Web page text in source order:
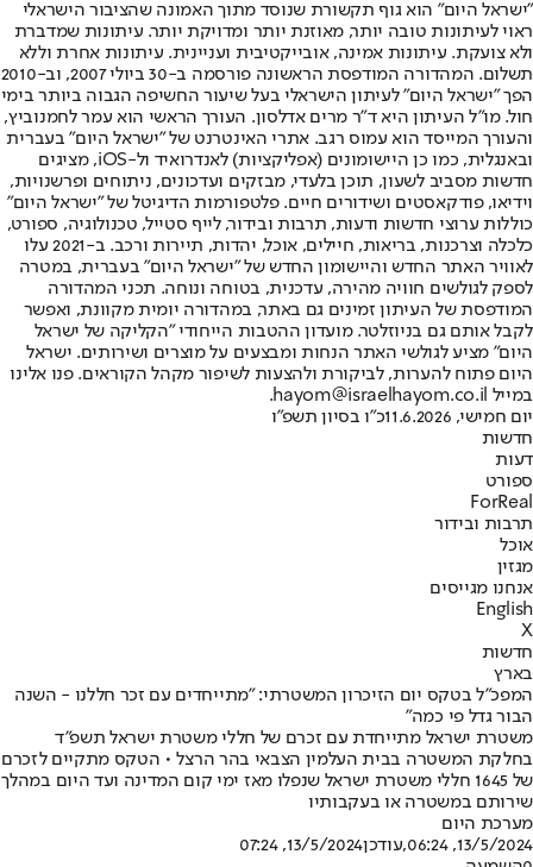
"ישראל היום" הוא גוף תקשורת שנוסד מתוך האמונה שהציבור הישראלי
ראוי לעיתונות טובה יותר, מאוזנת יותר ומדויקת יותר. עיתונות שמדברת
ולא צועקת. עיתונות אמינה, אובייקטיבית ועניינית. עיתונות אחרת וללא
תשלום. המהדורה המודפסת הראשונה פורסמה ב-30 ביולי 2007, וב-2010
הפך "ישראל היום" לעיתון הישראלי בעל שיעור החשיפה הגבוה ביותר בימי
חול. מו"ל העיתון היא ד"ר מרים אדלסון. העורך הראשי הוא עמר לחמנוביץ,
והעורך המייסד הוא עמוס רגב. אתרי האינטרנט של "ישראל היום" בעברית
ובאנגלית, כמו כן היישומונים (אפליקציות) לאנדרואיד ול-iOS, מציגים
חדשות מסביב לשעון, תוכן בלעדי, מבזקים ועדכונים, ניתוחים ופרשנויות,
וידיאו, פודקאסטים ושידורים חיים. פלטפורמות הדיגיטל של "ישראל היום"
כוללות ערוצי חדשות ודעות, תרבות ובידור, לייף סטייל, טכנולוגיה, ספורט,
כלכלה וצרכנות, בריאות, חיילים, אוכל, יהדות, תיירות ורכב. ב-2021 עלו
לאוויר האתר החדש והיישומון החדש של "ישראל היום" בעברית, במטרה
לספק לגולשים חוויה מהירה, עדכנית, בטוחה ונוחה. תכני המהדורה
המודפסת של העיתון זמינים גם באתר, במהדורה יומית מקוונת, ואפשר
לקבל אותם גם בניוזלטר. מועדון ההטבות הייחודי "הקליקה של ישראל
היום" מציע לגולשי האתר הנחות ומבצעים על מוצרים ושירותים. ישראל
היום פתוח להערות, לביקורת ולהצעות לשיפור מקהל הקוראים. פנו אלינו
במייל hayom@israelhayom.co.il.
יום חמישי, 11.6.2026
כ"ו בסיון תשפ"ו
חדשות
דעות
ספורט
ForReal
תרבות ובידור
אוכל
מגזין
אנחנו מגייסים
English
X
חדשות
בארץ
המפכ"ל בטקס יום הזיכרון המשטרתי: "מתייחדים עם זכר חללנו - השנה
הבור גדל פי כמה"
משטרת ישראל מתייחדת עם זכרם של חללי משטרת ישראל תשפ"ד
בחלקת המשטרה בבית העלמין הצבאי בהר הרצל • הטקס מתקיים לזכרם
של 1645 חללי משטרת ישראל שנפלו מאז ימי קום המדינה ועד היום במהלך
שירותם במשטרה או בעקבותיו
מערכת היום
13/5/2024, 06:24
,עודכן13/5/2024, 07:24